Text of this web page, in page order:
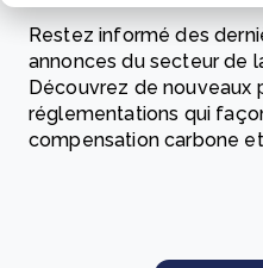
Restez informé des
annonces du secteur de
Découvrez de nouveaux
réglementations qui
compensation carbone